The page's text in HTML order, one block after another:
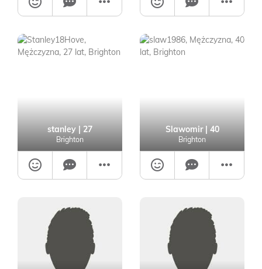
stanley | 27
Brighton
Slawomir| 40
Brighton